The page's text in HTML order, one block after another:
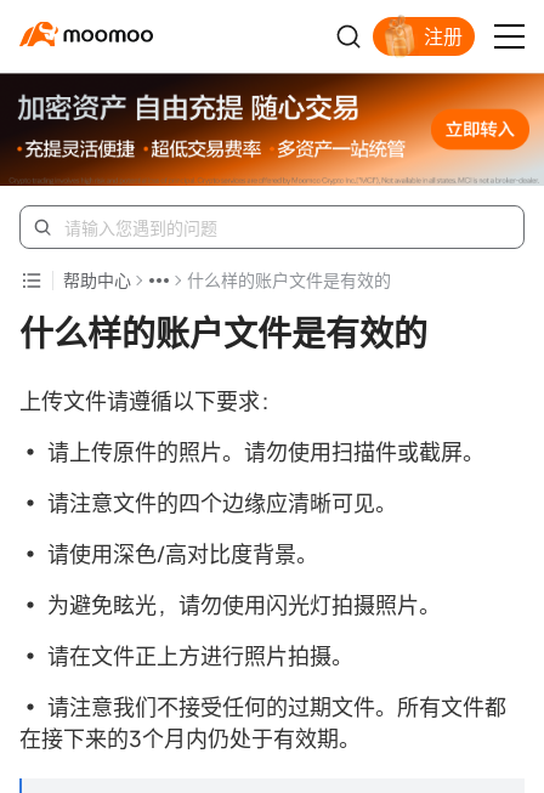
注册
帮助中心 什么样的账户文件是有效的
什么样的账户文件是有效的
上传文件请遵循以下要求：
• 请上传原件的照片。请勿使用扫描件或截屏。
• 请注意文件的四个边缘应清晰可见。
• 请使用深色/高对比度背景。
• 为避免眩光，请勿使用闪光灯拍摄照片。
• 请在文件正上方进行照片拍摄。
• 请注意我们不接受任何的过期文件。所有文件都
在接下来的3个月内仍处于有效期。